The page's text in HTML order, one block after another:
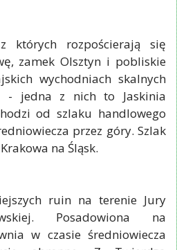
których rozpościerają się
zamek Olsztyn i pobliskie
wychodniach skalnych
- jedna z nich to Jaskinia
od szlaku handlowego
przez góry. Szlak
na Śląsk.
ruin na terenie Jury
Posadowiona na
w czasie średniowiecza